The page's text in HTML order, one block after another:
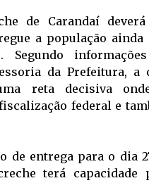
de Carandaí
a população ainda
Segundo
da Prefeitura, a
reta decisiva
federal e
de entrega para o dia
terá capacidade